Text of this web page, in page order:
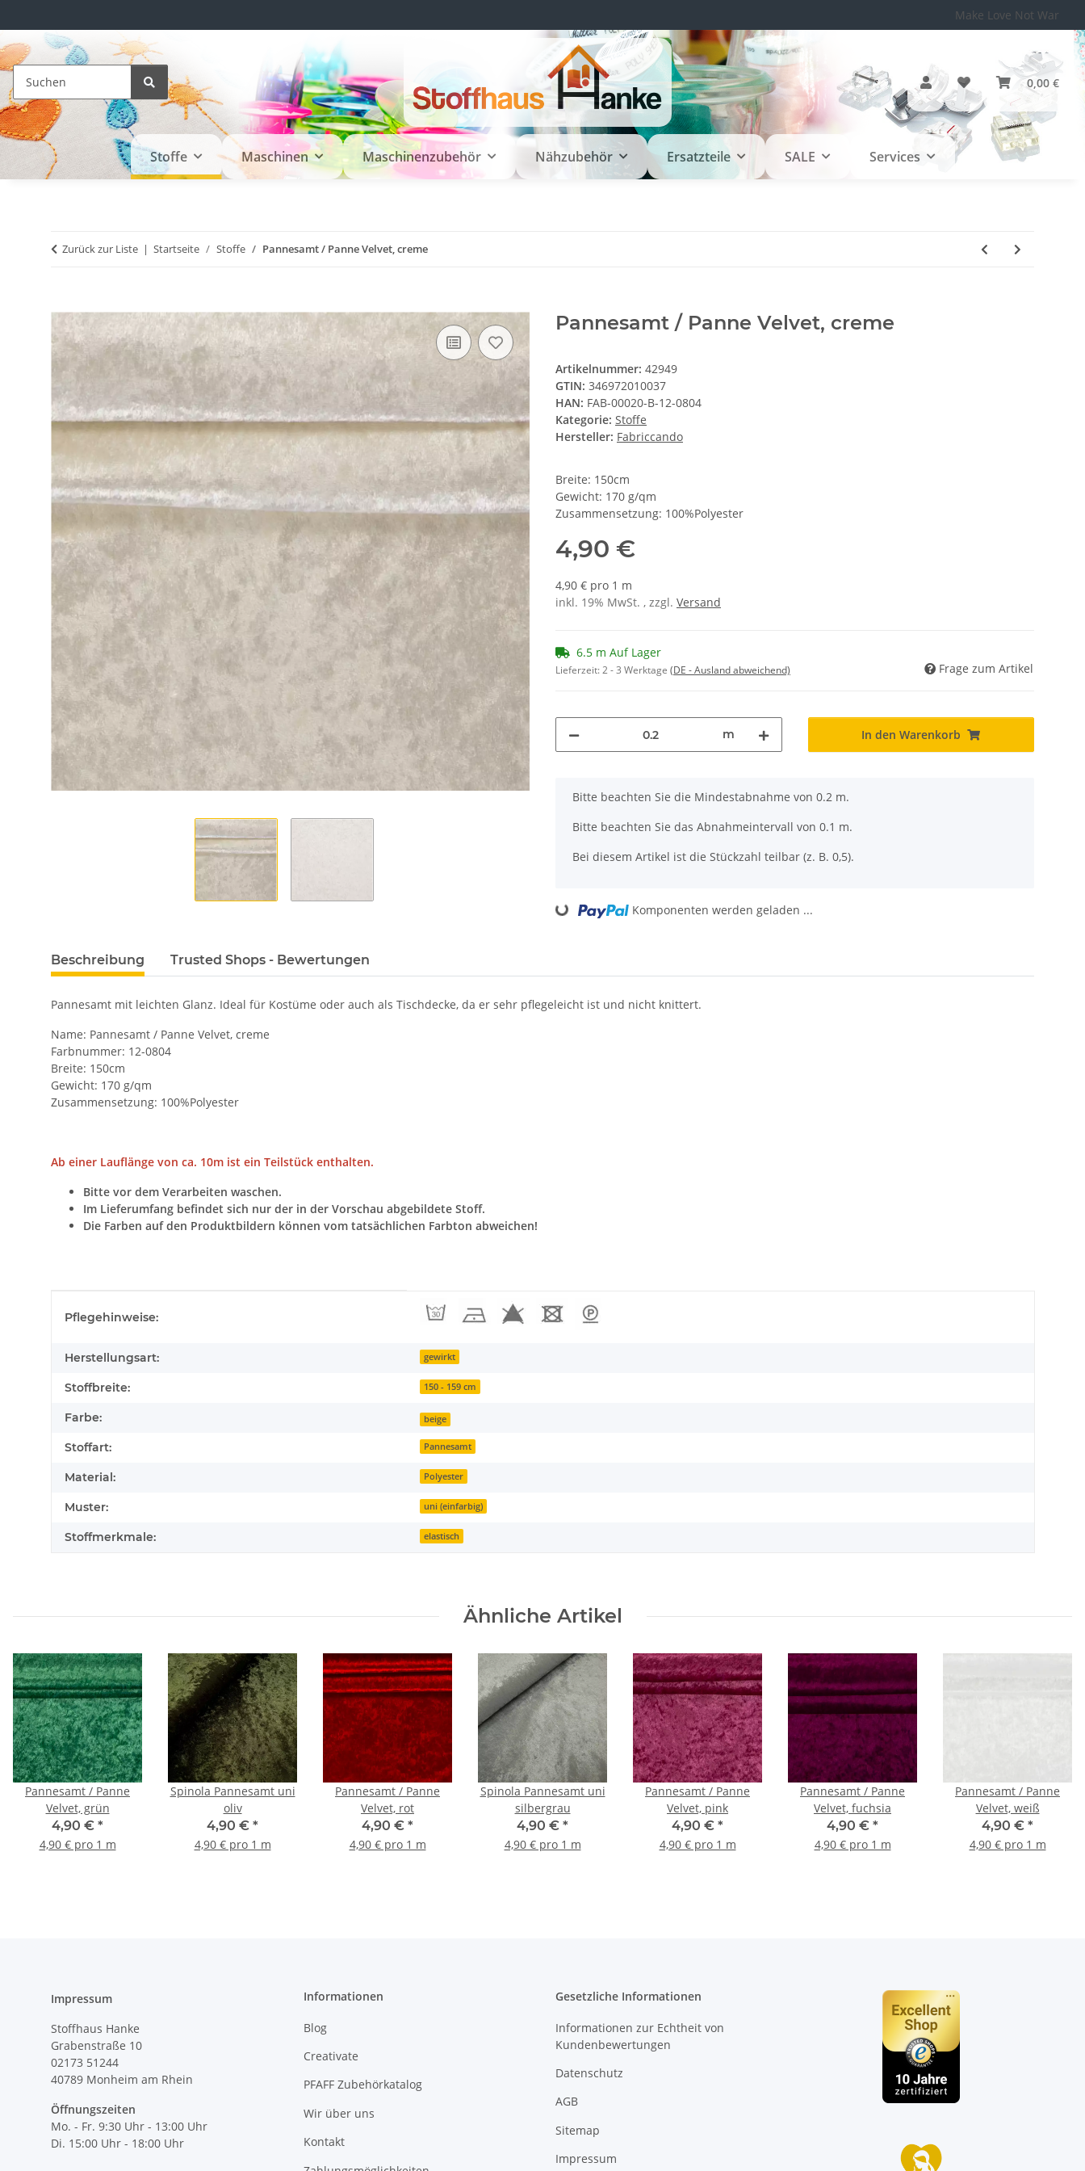
Make Love Not War
0,00 €
Stoffe Maschinen Maschinenzubehör Nähzubehör Ersatzteile SALE Services
Zurück zur Liste Startseite Stoffe Pannesamt / Panne Velvet, creme
Pannesamt / Panne Velvet, creme
Artikelnummer: 42949
GTIN: 346972010037
HAN: FAB-00020-B-12-0804
Kategorie: Stoffe
Hersteller: Fabriccando
Breite: 150cm
Gewicht: 170 g/qm
Zusammensetzung: 100%Polyester
4,90 €
4,90 € pro 1 m
inkl. 19% MwSt. , zzgl. Versand
6.5 m Auf Lager
Lieferzeit:2 - 3 Werktage (DE - Ausland abweichend) Frage zum Artikel
m In den Warenkorb
x
Bitte beachten Sie die Mindestabnahme von 0.2 m.
Bitte beachten Sie das Abnahmeintervall von 0.1 m.
Bei diesem Artikel ist die Stückzahl teilbar (z. B. 0,5).
Loading... Komponenten werden geladen ...
Beschreibung Trusted Shops - Bewertungen
Pannesamt mit leichten Glanz. Ideal für Kostüme oder auch als Tischdecke, da er sehr pflegeleicht ist und nicht knittert.
Name: Pannesamt / Panne Velvet, creme
Farbnummer: 12-0804
Breite: 150cm
Gewicht: 170 g/qm
Zusammensetzung: 100%Polyester
Ab einer Lauflänge von ca. 10m ist ein Teilstück enthalten.
Bitte vor dem Verarbeiten waschen.
Im Lieferumfang befindet sich nur der in der Vorschau abgebildete Stoff.
Die Farben auf den Produktbildern können vom tatsächlichen Farbton abweichen!
Pflegehinweise:
Herstellungsart: gewirkt
Stoffbreite: 150 - 159 cm
Farbe: beige
Stoffart: Pannesamt
Material: Polyester
Muster: uni (einfarbig)
Stoffmerkmale: elastisch
Ähnliche Artikel
Pannesamt / Panne
Velvet, grün
4,90 € *
4,90 € pro 1 m
Spinola Pannesamt uni
oliv
4,90 € *
4,90 € pro 1 m
Pannesamt / Panne
Velvet, rot
4,90 € *
4,90 € pro 1 m
Spinola Pannesamt uni
silbergrau
4,90 € *
4,90 € pro 1 m
Pannesamt / Panne
Velvet, pink
4,90 € *
4,90 € pro 1 m
Pannesamt / Panne
Velvet, fuchsia
4,90 € *
4,90 € pro 1 m
Pannesamt / Panne
Velvet, weiß
4,90 € *
4,90 € pro 1 m
Impressum
Stoffhaus Hanke
Grabenstraße 10
02173 51244
40789 Monheim am Rhein
Öffnungszeiten
Mo. - Fr. 9:30 Uhr - 13:00 Uhr
Di. 15:00 Uhr - 18:00 Uhr
Informationen
Blog
Creativate
PFAFF Zubehörkatalog
Wir über uns
Kontakt
Gesetzliche Informationen
Informationen zur Echtheit von
Kundenbewertungen
Datenschutz
AGB
Sitemap
Impressum